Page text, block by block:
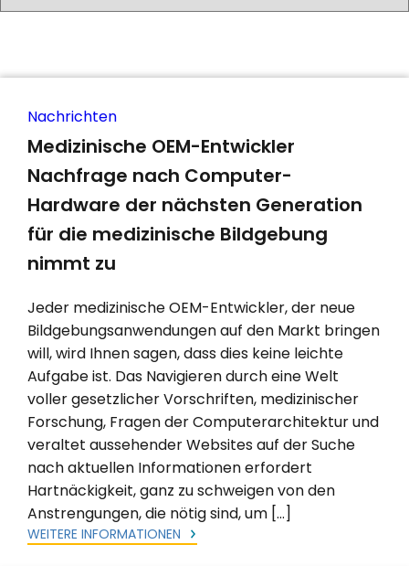
Nachrichten
Medizinische OEM-Entwickler
Nachfrage nach Computer-
Hardware der nächsten Generation
für die medizinische Bildgebung
nimmt zu
Jeder medizinische OEM-Entwickler, der neue
Bildgebungsanwendungen auf den Markt bringen
will, wird Ihnen sagen, dass dies keine leichte
Aufgabe ist. Das Navigieren durch eine Welt
voller gesetzlicher Vorschriften, medizinischer
Forschung, Fragen der Computerarchitektur und
veraltet aussehender Websites auf der Suche
nach aktuellen Informationen erfordert
Hartnäckigkeit, ganz zu schweigen von den
Anstrengungen, die nötig sind, um […]
WEITERE INFORMATIONEN